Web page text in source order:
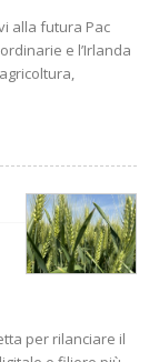
alla futura Pac
e l’Irlanda
per rilanciare il